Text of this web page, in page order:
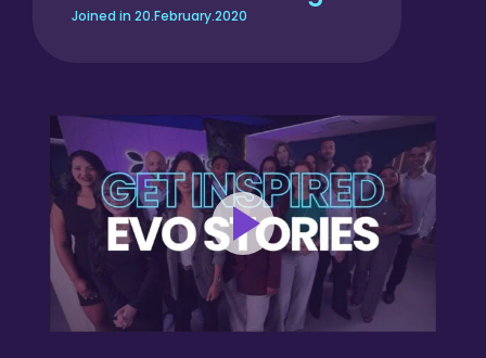
Joined in 20.February.2020